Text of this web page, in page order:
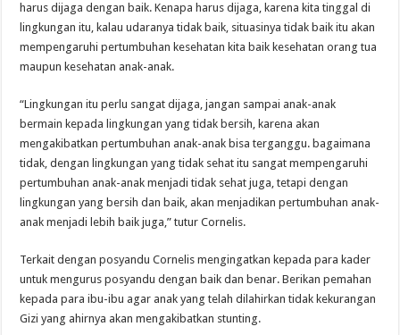
harus dijaga dengan baik. Kenapa harus dijaga, karena kita tinggal di
lingkungan itu, kalau udaranya tidak baik, situasinya tidak baik itu akan
mempengaruhi pertumbuhan kesehatan kita baik kesehatan orang tua
maupun kesehatan anak-anak.
“Lingkungan itu perlu sangat dijaga, jangan sampai anak-anak
bermain kepada lingkungan yang tidak bersih, karena akan
mengakibatkan pertumbuhan anak-anak bisa terganggu. bagaimana
tidak, dengan lingkungan yang tidak sehat itu sangat mempengaruhi
pertumbuhan anak-anak menjadi tidak sehat juga, tetapi dengan
lingkungan yang bersih dan baik, akan menjadikan pertumbuhan anak-
anak menjadi lebih baik juga,” tutur Cornelis.
Terkait dengan posyandu Cornelis mengingatkan kepada para kader
untuk mengurus posyandu dengan baik dan benar. Berikan pemahan
kepada para ibu-ibu agar anak yang telah dilahirkan tidak kekurangan
Gizi yang ahirnya akan mengakibatkan stunting.